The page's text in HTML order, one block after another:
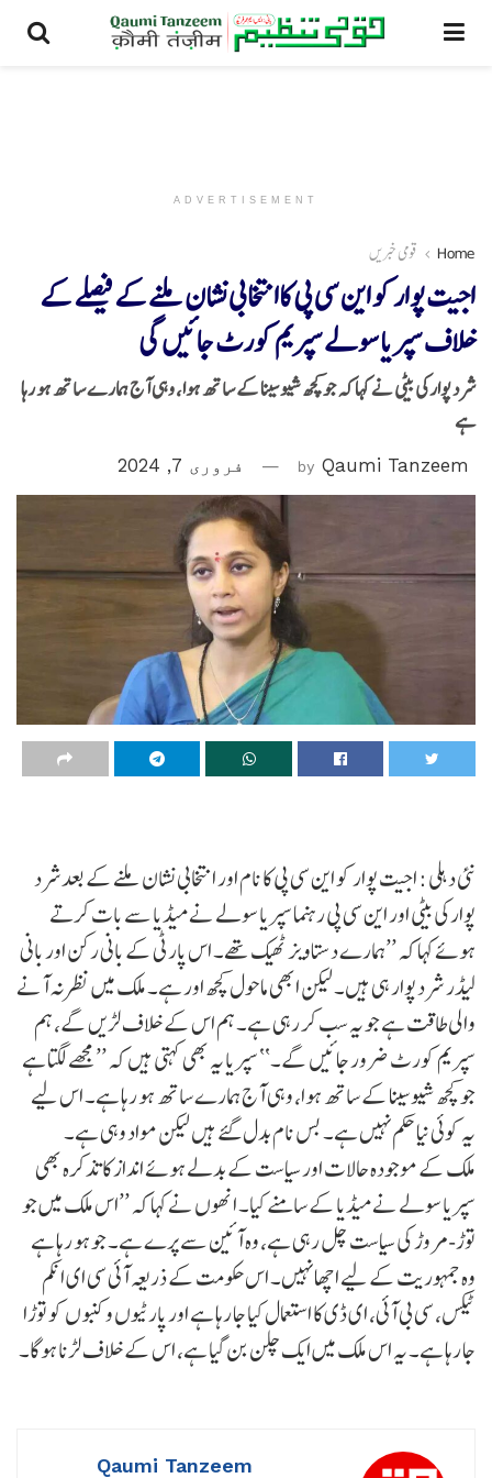
ADVERTISEMENT
Home قومی خبریں
اجیت پوار کو این سی پی کاانتخابی نشان ملنے کے فیصلے کے
خلاف سپریا سولے سپریم کورٹ جائیں گی
شرد پوارکی بیٹی نے کہا کہ جو کچھ شیوسینا کے ساتھ ہوا، وہی آج ہمارے ساتھ ہو رہا
ہے
by Qaumi Tanzeem فروری 7, 2024
نئی دہلی : اجیت پوار کو این سی پی کا نام اور انتخابی نشان ملنے کے بعدشرد
پوارکی بیٹی اور این سی پی رہنما سپریا سولے نے میڈیا سے بات کرتے
ہوئے کہا کہ ’’ہمارے دستاویز ٹھیک تھے۔ اس پارٹی کے بانی رکن اور بانی
لیڈر شرد پوار ہی ہیں۔ لیکن ابھی ماحول کچھ اور ہے۔ ملک میں نظر نہ آنے
والی طاقت ہے جو یہ سب کر رہی ہے۔ ہم اس کے خلاف لڑیں گے، ہم
سپریم کورٹ ضرور جائیں گے۔‘‘ سپریا یہ بھی کہتی ہیں کہ ’’مجھے لگتا ہے
جو کچھ شیوسینا کے ساتھ ہوا، وہی آج ہمارے ساتھ ہو رہا ہے۔ اس لیے
یہ کوئی نیا حکم نہیں ہے۔ بس نام بدل گئے ہیں لیکن مواد وہی ہے۔
ملک کے موجودہ حالات اور سیاست کے بدلے ہوئے انداز کا تذکرہ بھی
سپریا سولے نے میڈیا کے سامنے کیا۔ انھوں نے کہا کہ ’’اس ملک میں جو
توڑ-مروڑ کی سیاست چل رہی ہے، وہ آئین سے پرے ہے۔ جو ہو رہا ہے
وہ جمہوریت کے لیے اچھا نہیں۔ اس حکومت کے ذریعہ آئی سی ای انکم
ٹیکس، سی بی آئی، ای ڈی کا استعمال کیا جا رہا ہے اور پارٹیوں و کنبوں کو توڑا
جا رہا ہے۔ یہ اس ملک میں ایک چلن بن گیا ہے، اس کے خلاف لڑنا ہوگا۔
Qaumi Tanzeem